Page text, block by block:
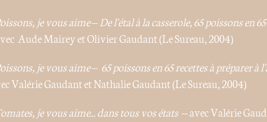
je vous aime – De l'étal à la casserole, 65 poissons en
Aude Mairey et Olivier Gaudant (Le Sureau, 2004)
je vous aime – 65 poissons en 65 recettes à préparer à
Valérie Gaudant et Nathalie Gaudant (Le Sureau, 2004)
je vous aime... dans tous vos états– avec Valérie